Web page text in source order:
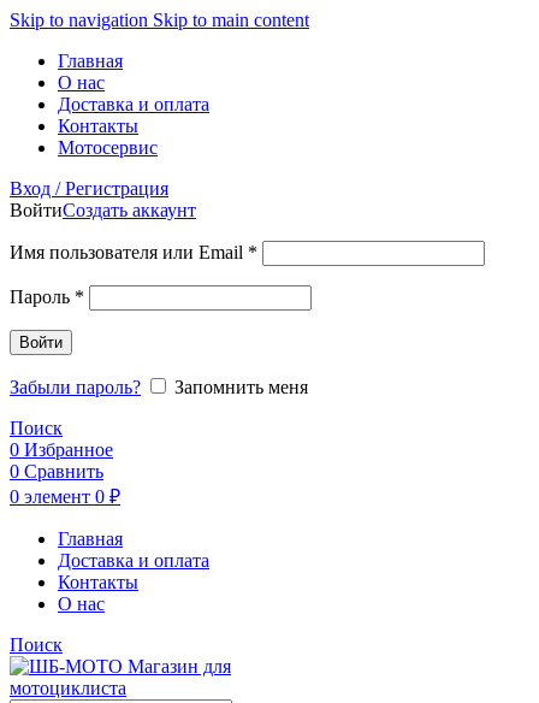
Skip to navigation Skip to main content
Главная
О нас
Доставка и оплата
Контакты
Мотосервис
Вход / Регистрация
ВойтиСоздать аккаунт
Имя пользователя или Email *
Пароль *
Войти
Забыли пароль?
Запомнить меня
Поиск
0 Избранное
0 Сравнить
0 элемент 0 ₽
Главная
Доставка и оплата
Контакты
О нас
Поиск